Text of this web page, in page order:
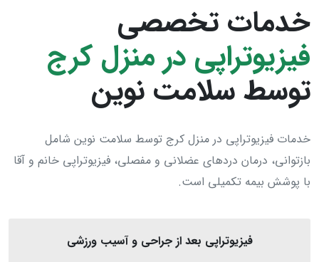
خدمات تخصصی
فیزیوتراپی در منزل کرج
توسط سلامت نوین
خدمات فیزیوتراپی در منزل کرج توسط سلامت نوین شامل
بازتوانی، درمان دردهای عضلانی و مفصلی، فیزیوتراپی خانم و آقا
با پوشش بیمه تکمیلی است.
فیزیوتراپی بعد از جراحی‌ و آسیب‌ ورزشی